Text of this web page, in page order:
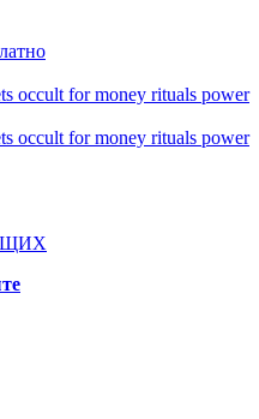
occult for money rituals power
occult for money rituals power